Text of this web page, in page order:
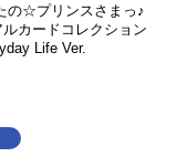
の☆プリンスさまっ♪
カードコレクション
Life Ver.